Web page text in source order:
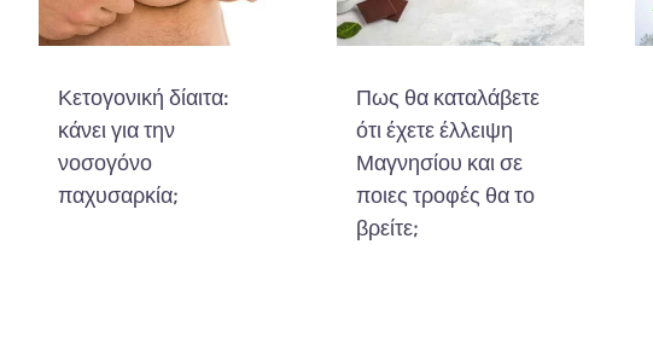
Κετογονική δίαιτα:
κάνει για την
νοσογόνο
παχυσαρκία;
Πως θα καταλάβετε
ότι έχετε έλλειψη
Μαγνησίου και σε
ποιες τροφές θα το
βρείτε;